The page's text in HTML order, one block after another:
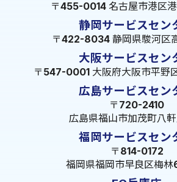
〒455-0014 名古屋市港区
静岡サービスセン
〒422-8034 静岡県駿河区
大阪サービスセン
〒547-0001 大阪府大阪市平野
広島サービスセン
〒720-2410
広島県福山市加茂町八
福岡サービスセン
〒814-0172
福岡県福岡市早良区梅